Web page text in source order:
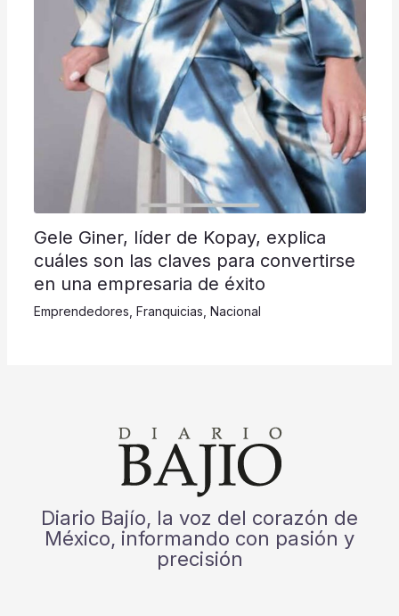
Gele Giner, líder de Kopay, explica
cuáles son las claves para convertirse
en una empresaria de éxito
Emprendedores, Franquicias, Nacional
Diario Bajío, la voz del corazón de
México, informando con pasión y
precisión